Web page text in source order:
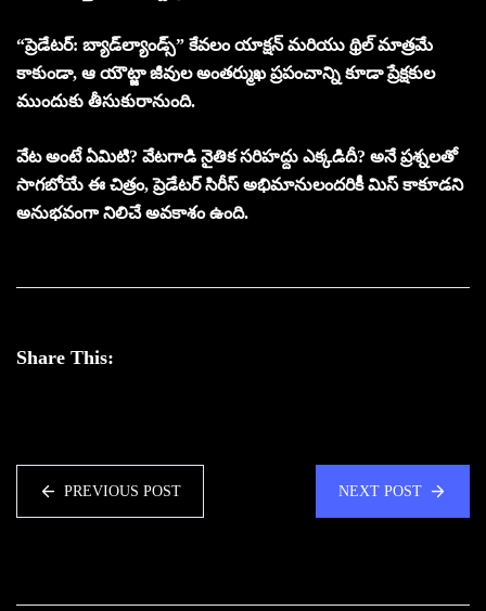
“ప్రెడేటర్: బ్యాడ్‌ల్యాండ్స్” కేవలం యాక్షన్‌ మరియు థ్రిల్‌ మాత్రమే
కాకుండా, ఆ యౌట్జా జీవుల అంతర్ముఖ ప్రపంచాన్ని కూడా ప్రేక్షకుల
ముందుకు తీసుకురానుంది.
వేట అంటే ఏమిటి? వేటగాడి నైతిక సరిహద్దు ఎక్కడిదీ? అనే ప్రశ్నలతో
సాగబోయే ఈ చిత్రం, ప్రెడేటర్‌ సిరీస్‌ అభిమానులందరికీ మిస్‌ కాకూడని
అనుభవంగా నిలిచే అవకాశం ఉంది.
Share This:
PREVIOUS POST NEXT POST